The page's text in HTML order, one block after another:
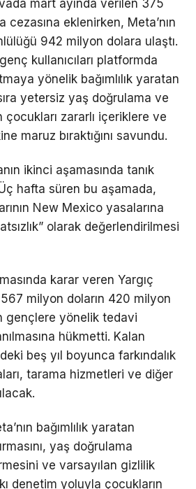
mart ayında verilen 375
cezasına eklenirken, Meta’nın
942 milyon dolara ulaştı.
kullanıcıları platformda
yönelik bağımlılık yaratan
yetersiz yaş doğrulama ve
zararlı içeriklere ve
maruz bıraktığını savundu.
ikinci aşamasında tanık
hafta süren bu aşamada,
New Mexico yasalarına
olarak değerlendirilmesi
karar veren Yargıç
milyon doların 420 milyon
gençlere yönelik tedavi
hükmetti. Kalan
beş yıl boyunca farkındalık
tarama hizmetleri ve diğer
bağımlılık yaratan
yaş doğrulama
ve varsayılan gizlilik
denetim yoluyla çocukların